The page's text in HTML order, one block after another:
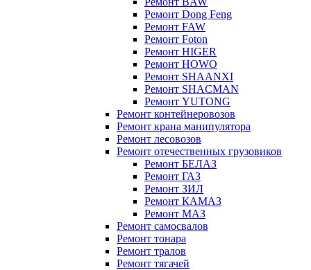
Ремонт Dong Feng
Ремонт FAW
Ремонт Foton
Ремонт HIGER
Ремонт HOWO
Ремонт SHAANXI
Ремонт SHACMAN
Ремонт YUTONG
Ремонт контейнеровозов
Ремонт крана манипулятора
Ремонт лесовозов
Ремонт отечественных грузовиков
Ремонт БЕЛАЗ
Ремонт ГАЗ
Ремонт ЗИЛ
Ремонт КАМАЗ
Ремонт МАЗ
Ремонт самосвалов
Ремонт тонара
Ремонт тралов
Ремонт тягачей